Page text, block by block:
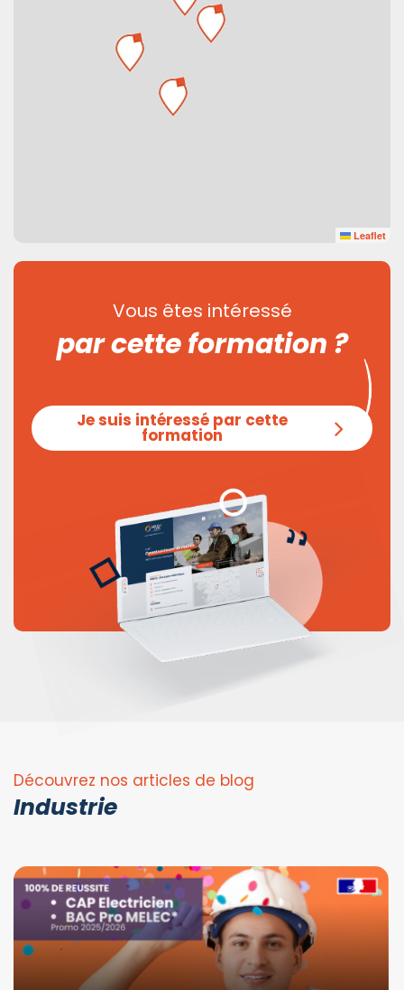
Leaflet
Vous êtes intéressé
par cette formation ?
Je suis intéressé par cette
formation
Découvrez nos articles de blog
Industrie